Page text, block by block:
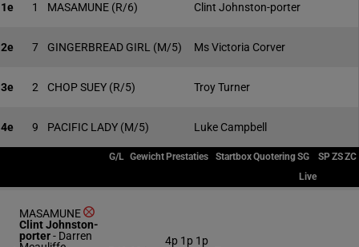
1e 1 MASAMUNE (R/6) Clint Johnston-porter
2e 7 GINGERBREAD GIRL (M/5) Ms Victoria Corver
3e 2 CHOP SUEY (R/5) Troy Turner
4e 9 PACIFIC LADY (M/5) Luke Campbell
G/L Gewicht Prestaties StartboxQuoteringSG SPZSZC
Live
MASAMUNE
Clint Johnston-
porter- Darren
4p 1p 1p